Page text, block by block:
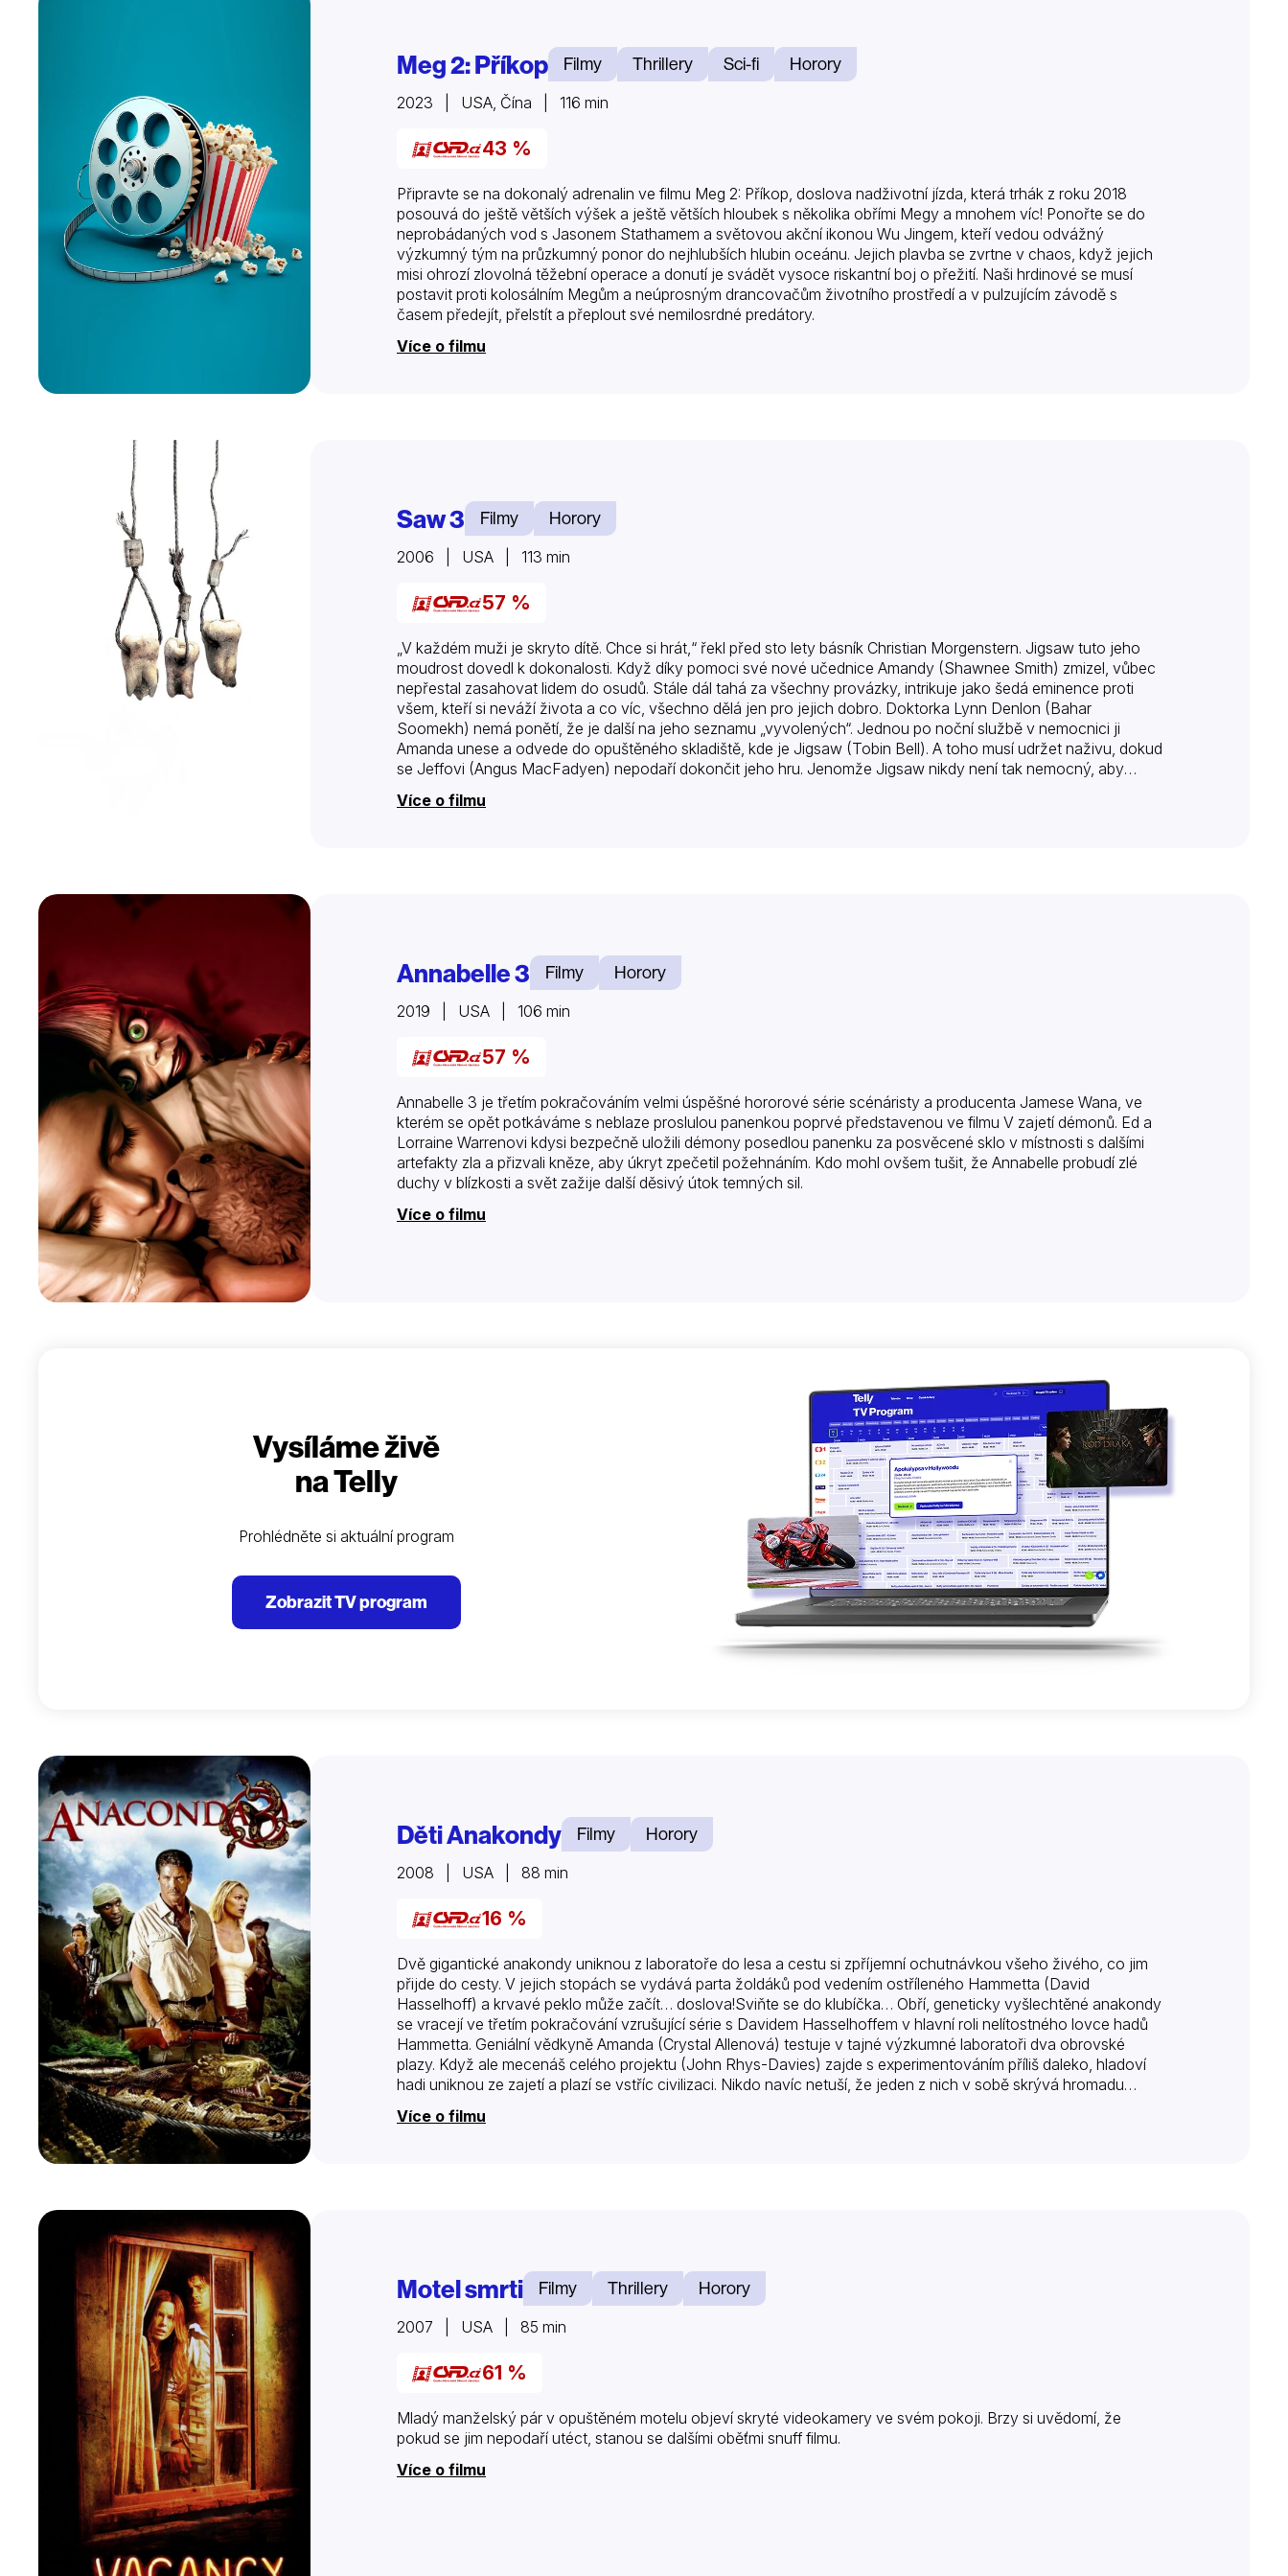
Meg 2: Příkop Filmy Thrillery Sci-fi Horory
2023 | USA, Čína | 116 min
43 %
Připravte se na dokonalý adrenalin ve filmu Meg 2: Příkop, doslova nadživotní jízda, která trhák z roku 2018
posouvá do ještě větších výšek a ještě větších hloubek s několika obřími Megy a mnohem víc! Ponořte se do
neprobádaných vod s Jasonem Stathamem a světovou akční ikonou Wu Jingem, kteří vedou odvážný
výzkumný tým na průzkumný ponor do nejhlubších hlubin oceánu. Jejich plavba se zvrtne v chaos, když jejich
misi ohrozí zlovolná těžební operace a donutí je svádět vysoce riskantní boj o přežití. Naši hrdinové se musí
postavit proti kolosálním Megům a neúprosným drancovačům životního prostředí a v pulzujícím závodě s
časem předejít, přelstít a přeplout své nemilosrdné predátory.
Více o filmu
Saw 3 Filmy Horory
2006 | USA | 113 min
57 %
„V každém muži je skryto dítě. Chce si hrát,“ řekl před sto lety básník Christian Morgenstern. Jigsaw tuto jeho
moudrost dovedl k dokonalosti. Když díky pomoci své nové učednice Amandy (Shawnee Smith) zmizel, vůbec
nepřestal zasahovat lidem do osudů. Stále dál tahá za všechny provázky, intrikuje jako šedá eminence proti
všem, kteří si neváží života a co víc, všechno dělá jen pro jejich dobro. Doktorka Lynn Denlon (Bahar
Soomekh) nemá ponětí, že je další na jeho seznamu „vyvolených“. Jednou po noční službě v nemocnici ji
Amanda unese a odvede do opuštěného skladiště, kde je Jigsaw (Tobin Bell). A toho musí udržet naživu, dokud
se Jeffovi (Angus MacFadyen) nepodaří dokončit jeho hru. Jenomže Jigsaw nikdy není tak nemocný, aby
nemohl dohrát…
Více o filmu
Annabelle 3 Filmy Horory
2019 | USA | 106 min
57 %
Annabelle 3 je třetím pokračováním velmi úspěšné hororové série scénáristy a producenta Jamese Wana, ve
kterém se opět potkáváme s neblaze proslulou panenkou poprvé představenou ve filmu V zajetí démonů. Ed a
Lorraine Warrenovi kdysi bezpečně uložili démony posedlou panenku za posvěcené sklo v místnosti s dalšími
artefakty zla a přizvali kněze, aby úkryt zpečetil požehnáním. Kdo mohl ovšem tušit, že Annabelle probudí zlé
duchy v blízkosti a svět zažije další děsivý útok temných sil.
Více o filmu
Vysíláme živě
na Telly
Prohlédněte si aktuální program
Zobrazit TV program
Děti Anakondy Filmy Horory
2008 | USA | 88 min
16 %
Dvě gigantické anakondy uniknou z laboratoře do lesa a cestu si zpříjemní ochutnávkou všeho živého, co jim
přijde do cesty. V jejich stopách se vydává parta žoldáků pod vedením ostříleného Hammetta (David
Hasselhoff) a krvavé peklo může začít… doslova!Sviňte se do klubíčka… Obří, geneticky vyšlechtěné anakondy
se vracejí ve třetím pokračování vzrušující série s Davidem Hasselhoffem v hlavní roli nelítostného lovce hadů
Hammetta. Geniální vědkyně Amanda (Crystal Allenová) testuje v tajné výzkumné laboratoři dva obrovské
plazy. Když ale mecenáš celého projektu (John Rhys-Davies) zajde s experimentováním příliš daleko, hladoví
hadi uniknou ze zajetí a plazí se vstříc civilizaci. Nikdo navíc netuší, že jeden z nich v sobě skrývá hromadu
potomků. Podaří se anakondy předstihnout a zabránit jim ve vražedném útoku…
Více o filmu
Motel smrti Filmy Thrillery Horory
2007 | USA | 85 min
61 %
Mladý manželský pár v opuštěném motelu objeví skryté videokamery ve svém pokoji. Brzy si uvědomí, že
pokud se jim nepodaří utéct, stanou se dalšími oběťmi snuff filmu.
Více o filmu